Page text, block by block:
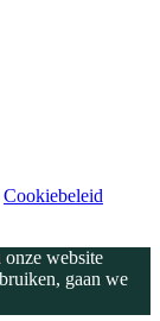
Cookiebeleid
website
gaan we